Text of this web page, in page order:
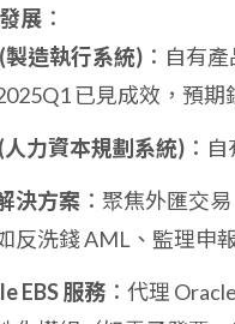
展 ：
製造執行系統) ：自有
已見成效，預期
人力資本規劃系統) ：
決方案 ：聚焦外匯交
反洗錢 AML、監理申
EBS 服務 ：代理